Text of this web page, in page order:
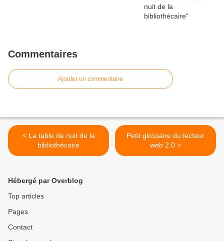
Commentaires
Ajouter un commentaire
< La table de nuit de la
bibliothécaire
Petit glossaire du lecteur
web 2.0 >
Hébergé par Overblog
Top articles
Pages
Contact